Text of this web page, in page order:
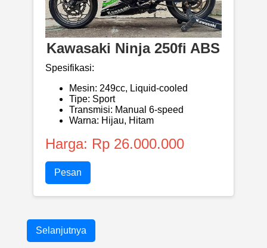
Kawasaki Ninja 250fi ABS
Spesifikasi:
Mesin: 249cc, Liquid-cooled
Tipe: Sport
Transmisi: Manual 6-speed
Warna: Hijau, Hitam
Harga: Rp 26.000.000
Pesan
Selanjutnya